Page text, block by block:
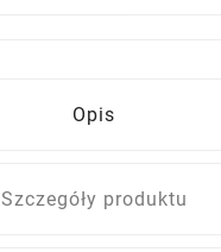
Opis
Szczegóły produktu